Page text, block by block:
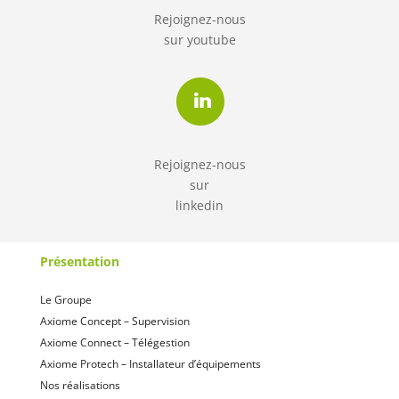
Rejoignez-nous
sur youtube
Rejoignez-nous
sur
linkedin
Présentation
Le Groupe
Axiome Concept – Supervision
Axiome Connect – Télégestion
Axiome Protech – Installateur d’équipements
Nos réalisations